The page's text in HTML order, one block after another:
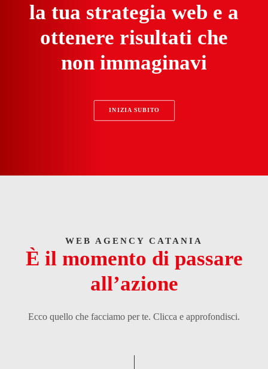
la tua strategia web e a
ottenere risultati che
non immaginavi
INIZIA SUBITO
WEB AGENCY CATANIA
È il momento di passare
all’azione
Ecco quello che facciamo per te. Clicca e approfondisci.